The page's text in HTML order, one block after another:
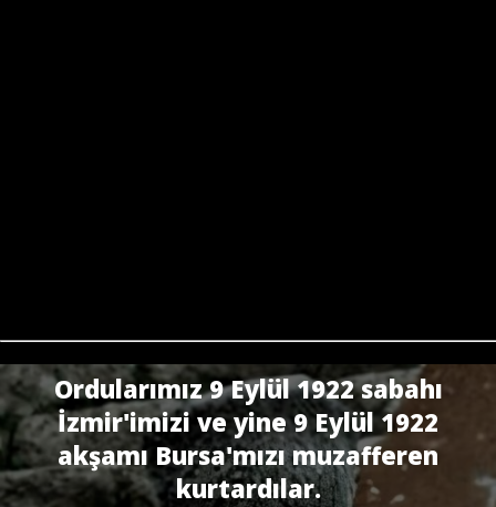
Ordularımız 9 Eylül 1922 sabahı
İzmir'imizi ve yine 9 Eylül 1922
akşamı Bursa'mızı muzafferen
kurtardılar.